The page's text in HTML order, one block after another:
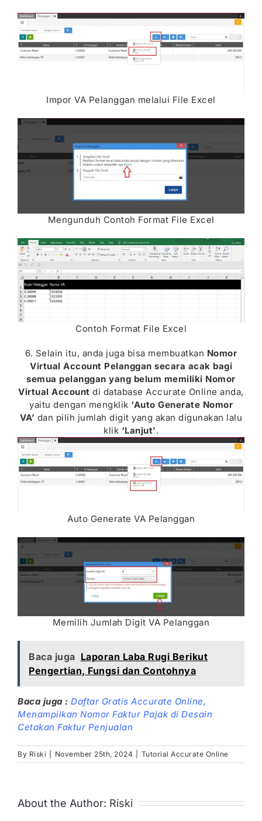
Impor VA Pelanggan melalui File Excel
Mengunduh Contoh Format File Excel
Contoh Format File Excel
6. Selain itu, anda juga bisa membuatkan Nomor
Virtual Account Pelanggan secara acak bagi
semua pelanggan yang belum memiliki Nomor
Virtual Account di database Accurate Online anda,
yaitu dengan mengklik ‘Auto Generate Nomor
VA’ dan pilih jumlah digit yang akan digunakan lalu
klik ‘Lanjut’.
Auto Generate VA Pelanggan
Memilih Jumlah Digit VA Pelanggan
Baca juga Laporan Laba Rugi Berikut
Pengertian, Fungsi dan Contohnya
Baca juga : Daftar Gratis Accurate Online,
Menampilkan Nomor Faktur Pajak di Desain
Cetakan Faktur Penjualan
By Riski November 25th, 2024 Tutorial Accurate Online
About the Author: Riski